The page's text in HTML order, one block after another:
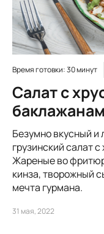
Время готовки: 30 минут
Салат с
Безумно вкусный и
грузинский салат
Жареные во
кинза, творожный
мечта гурмана.
31 мая, 2022